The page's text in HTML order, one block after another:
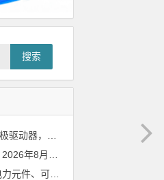
搜索
2026年8月8日
罗姆即将亮相2026深圳国际电力元件、可再生能源管理展览会暨研讨会